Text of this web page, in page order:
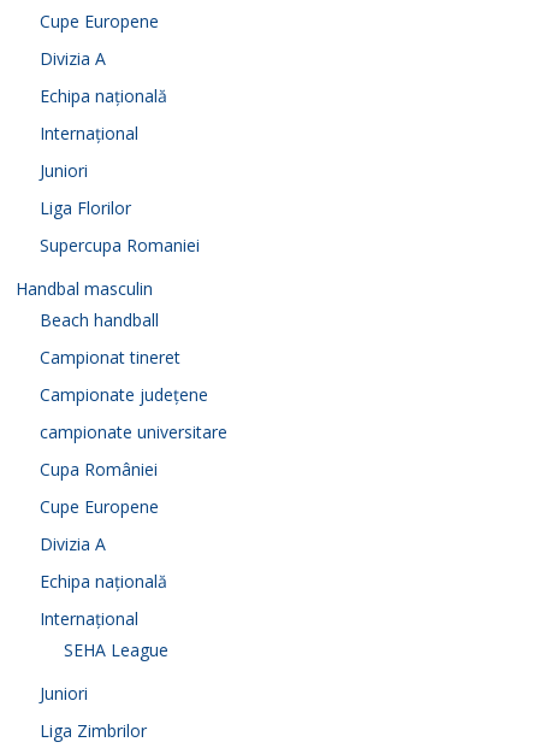
Cupe Europene
Divizia A
Echipa națională
Internațional
Juniori
Liga Florilor
Supercupa Romaniei
Handbal masculin
Beach handball
Campionat tineret
Campionate județene
campionate universitare
Cupa României
Cupe Europene
Divizia A
Echipa națională
Internațional
SEHA League
Juniori
Liga Zimbrilor